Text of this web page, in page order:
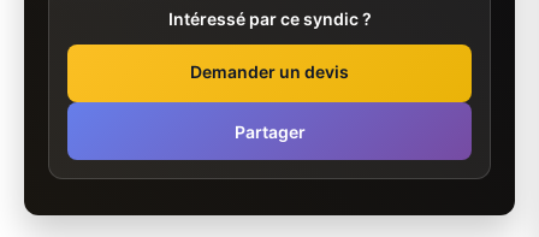
Intéressé par ce syndic ?
Demander un devis
Partager